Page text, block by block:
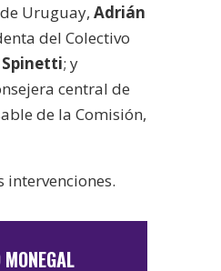
Uruguay, Adrián
del Colectivo
; y
central de
de la Comisión,
intervenciones.